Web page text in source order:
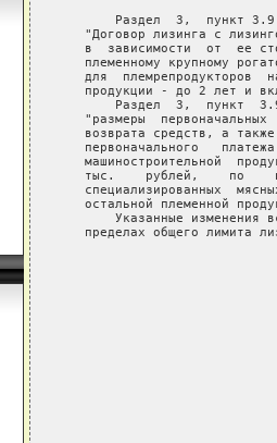
Раздел  3,  пункт
"Договор лизинга с
в  зависимости  от  ее
племенному крупному
для  племрепродукторов
продукции - до 2 лет и
Раздел  3,  пункт
"размеры  первоначальных
возврата средств, а
первоначального
машиностроительной
тыс.    рублей,    по
специализированных
остальной племенной
Указанные изменения
пределах общего лимита